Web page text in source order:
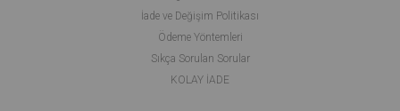
İade ve Değişim Politikası
Ödeme Yöntemleri
Sıkça Sorulan Sorular
KOLAY İADE